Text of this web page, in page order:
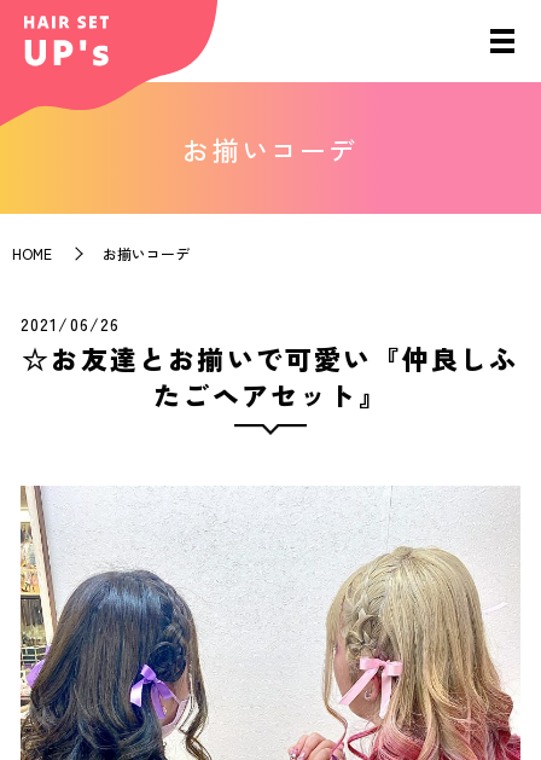
お揃いコーデ
HOME お揃いコーデ
2021/06/26
☆お友達とお揃いで可愛い『仲良しふ
たごヘアセット』